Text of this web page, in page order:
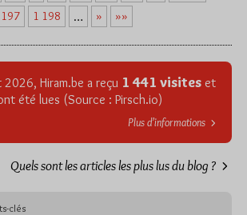
197 1 198 … » »»
Hiram.be a reçu 1 441 visites et
été lues (Source : Pirsch.io)
Plus d’informations
Quels sont les articles les plus lus du blog ?